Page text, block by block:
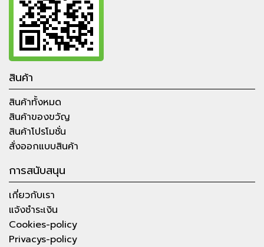
สินค้า
สินค้าทั้งหมด
สินค้าของขวัญ
สินค้าโปรโมชั่น
สั่งออกแบบสินค้า
การสนับสนุน
เกี่ยวกับเรา
แจ้งชำระเงิน
Cookies-policy
Privacys-policy